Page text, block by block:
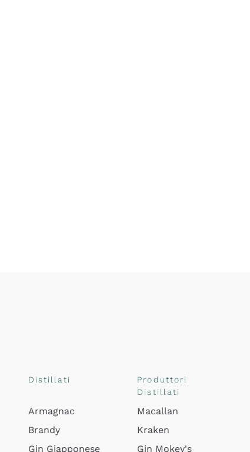
Distillati
Armagnac
Brandy
Gin Giapponese
Produttori
Distillati
Macallan
Kraken
Gin Mokey's